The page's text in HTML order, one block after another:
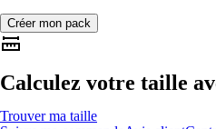
Créer mon pack
Calculez votre taille
Trouver ma taille